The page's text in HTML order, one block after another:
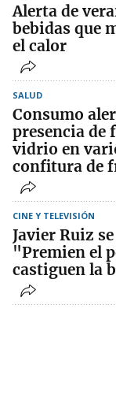
Alerta de
bebidas que
el calor
SALUD
Consumo
presencia de
vidrio en
confitura de
CINE Y TELEVISIÓN
Javier Ruiz
"Premien el
castiguen la